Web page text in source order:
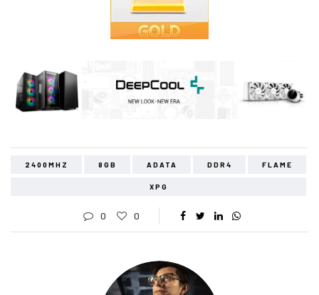
2400MHZ 8GB ADATA DDR4 FLAME
XPG
0 0